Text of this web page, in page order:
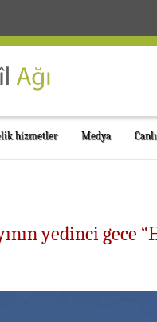
hizmetler Medya
yedinci gece